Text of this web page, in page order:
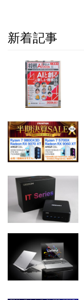
新着記事